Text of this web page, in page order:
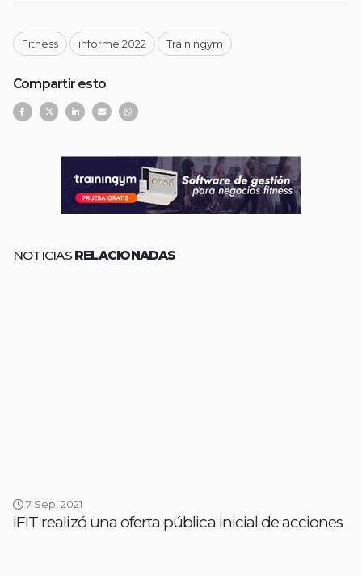
Fitness informe 2022 Trainingym
Compartir esto
NOTICIAS RELACIONADAS
7 Sep, 2021
iFIT realizó una oferta pública inicial de acciones